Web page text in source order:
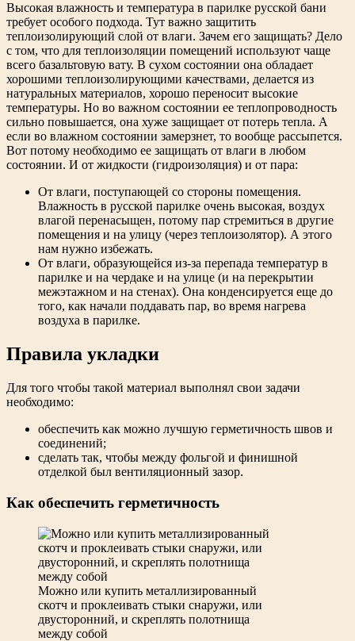
Высокая влажность и температура в парилке русской бани
требует особого подхода. Тут важно защитить
теплоизолирующий слой от влаги. Зачем его защищать? Дело
с том, что для теплоизоляции помещений используют чаще
всего базальтовую вату. В сухом состоянии она обладает
хорошими теплоизолирующими качествами, делается из
натуральных материалов, хорошо переносит высокие
температуры. Но во важном состоянии ее теплопроводность
сильно повышается, она хуже защищает от потерь тепла. А
если во влажном состоянии замерзнет, то вообще рассыпется.
Вот потому необходимо ее защищать от влаги в любом
состоянии. И от жидкости (гидроизоляция) и от пара:
От влаги, поступающей со стороны помещения.
Влажность в русской парилке очень высокая, воздух
влагой перенасыщен, потому пар стремиться в другие
помещения и на улицу (через теплоизолятор). А этого
нам нужно избежать.
От влаги, образующейся из-за перепада температур в
парилке и на чердаке и на улице (и на перекрытии
межэтажном и на стенах). Она конденсируется еще до
того, как начали поддавать пар, во время нагрева
воздуха в парилке.
Правила укладки
Для того чтобы такой материал выполнял свои задачи
необходимо:
обеспечить как можно лучшую герметичность швов и
соединений;
сделать так, чтобы между фольгой и финишной
отделкой был вентиляционный зазор.
Как обеспечить герметичность
Можно или купить металлизированный
скотч и проклеивать стыки снаружи, или
двусторонний, и скреплять полотнища
между собой